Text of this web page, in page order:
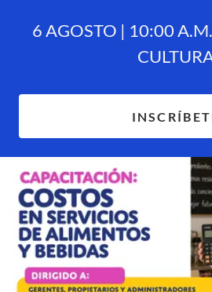
6 AGOSTO | 10:00